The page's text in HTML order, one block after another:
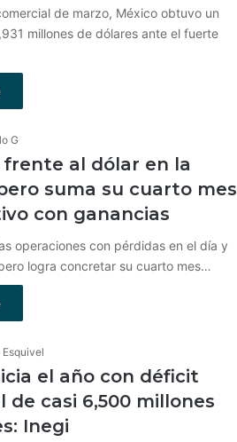
de marzo, México obtuvo un
millones de dólares ante el fuerte
G
frente al dólar en la
suma su cuarto mes
con ganancias
operaciones con pérdidas en el día y
logra concretar su cuarto mes…
el año con déficit
de casi 6,500 millones
Inegi